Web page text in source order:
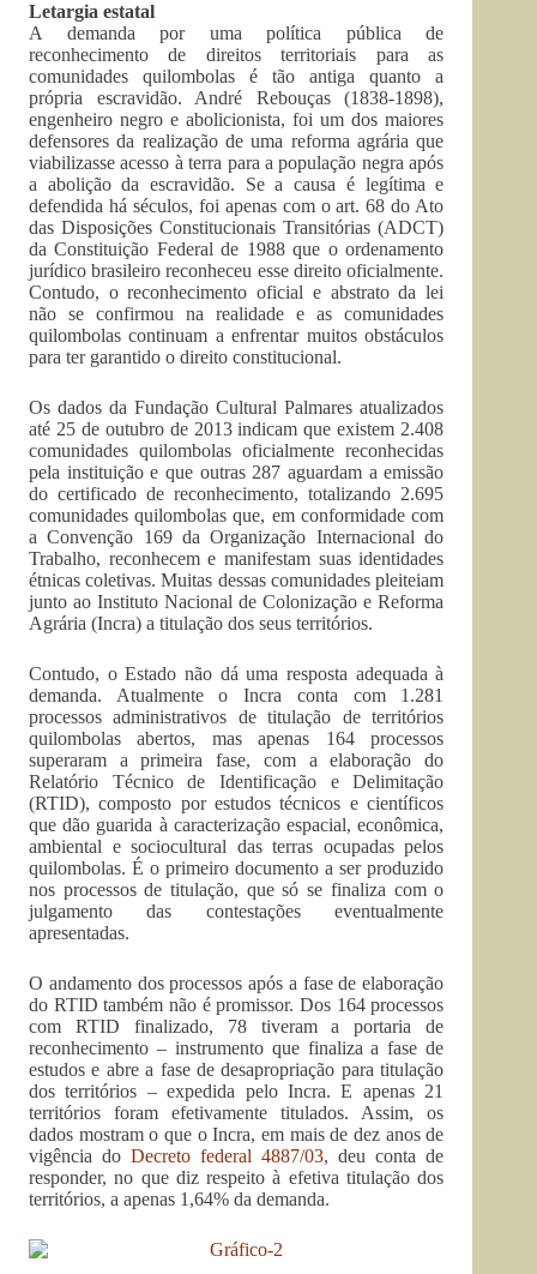
Letargia estatal
A demanda por uma política pública de
reconhecimento de direitos territoriais para as
comunidades quilombolas é tão antiga quanto a
própria escravidão. André Rebouças (1838-1898),
engenheiro negro e abolicionista, foi um dos maiores
defensores da realização de uma reforma agrária que
viabilizasse acesso à terra para a população negra após
a abolição da escravidão. Se a causa é legítima e
defendida há séculos, foi apenas com o art. 68 do Ato
das Disposições Constitucionais Transitórias (ADCT)
da Constituição Federal de 1988 que o ordenamento
jurídico brasileiro reconheceu esse direito oficialmente.
Contudo, o reconhecimento oficial e abstrato da lei
não se confirmou na realidade e as comunidades
quilombolas continuam a enfrentar muitos obstáculos
para ter garantido o direito constitucional.
Os dados da Fundação Cultural Palmares atualizados
até 25 de outubro de 2013 indicam que existem 2.408
comunidades quilombolas oficialmente reconhecidas
pela instituição e que outras 287 aguardam a emissão
do certificado de reconhecimento, totalizando 2.695
comunidades quilombolas que, em conformidade com
a Convenção 169 da Organização Internacional do
Trabalho, reconhecem e manifestam suas identidades
étnicas coletivas. Muitas dessas comunidades pleiteiam
junto ao Instituto Nacional de Colonização e Reforma
Agrária (Incra) a titulação dos seus territórios.
Contudo, o Estado não dá uma resposta adequada à
demanda. Atualmente o Incra conta com 1.281
processos administrativos de titulação de territórios
quilombolas abertos, mas apenas 164 processos
superaram a primeira fase, com a elaboração do
Relatório Técnico de Identificação e Delimitação
(RTID), composto por estudos técnicos e científicos
que dão guarida à caracterização espacial, econômica,
ambiental e sociocultural das terras ocupadas pelos
quilombolas. É o primeiro documento a ser produzido
nos processos de titulação, que só se finaliza com o
julgamento das contestações eventualmente
apresentadas.
O andamento dos processos após a fase de elaboração
do RTID também não é promissor. Dos 164 processos
com RTID finalizado, 78 tiveram a portaria de
reconhecimento – instrumento que finaliza a fase de
estudos e abre a fase de desapropriação para titulação
dos territórios – expedida pelo Incra. E apenas 21
territórios foram efetivamente titulados. Assim, os
dados mostram o que o Incra, em mais de dez anos de
vigência doDecreto federal 4887/03, deu conta de
responder, no que diz respeito à efetiva titulação dos
territórios, a apenas 1,64% da demanda.